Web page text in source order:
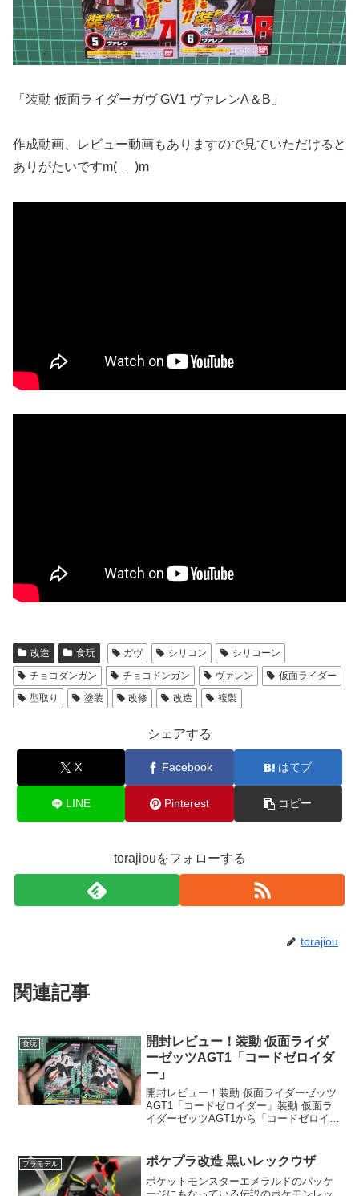
「装動 仮面ライダーガヴ GV1 ヴァレンA＆B」
作成動画、レビュー動画もありますので見ていただけると
ありがたいですm(_ _)m
改造 食玩 ガヴ シリコン
シリコーン
チョコダンガン
チョコドンガン ヴァレン
仮面ライダー
型取り
塗装 改修 改造 複製
シェアする
X Facebook はてブ
LINE Pinterest コピー
torajiouをフォローする
torajiou
関連記事
食玩
開封レビュー！装動 仮面ライダ
ーゼッツAGT1「コードゼロイダ
ー」
開封レビュー！装動 仮面ライダーゼッツ
AGT1「コードゼロイダー」装動 仮面ラ
イダーゼッツAGT1から「コードゼロイダ
ブレイカムゼッツァー ソードモードも
付...
プラモデル ポケプラ改造 黒いレックウザ
ポケットモンスターエメラルドのパッケ